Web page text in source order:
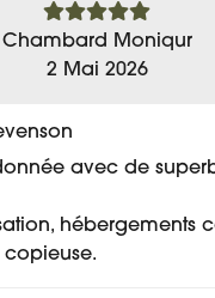
Chambard Moniqur
2 Mai 2026
avec de
hébergements
copieuse.